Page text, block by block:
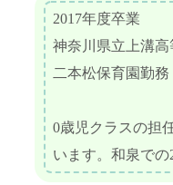
2017年度卒業
神奈川県立上溝高
二本松保育園勤務
0歳児クラスの担
います。和泉で